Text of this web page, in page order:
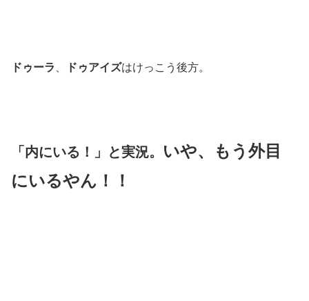
ドゥーラ ドゥアイズはけっこう後方。
「内にいる！」と実況。 いや、もう外目
にいるやん！！